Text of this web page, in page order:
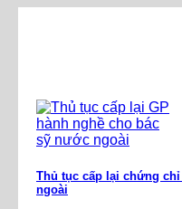
Thủ tục cấp lại chứng
ngoài